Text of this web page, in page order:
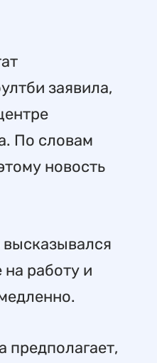
заявила,
По словам
новость
работу и
предполагает,